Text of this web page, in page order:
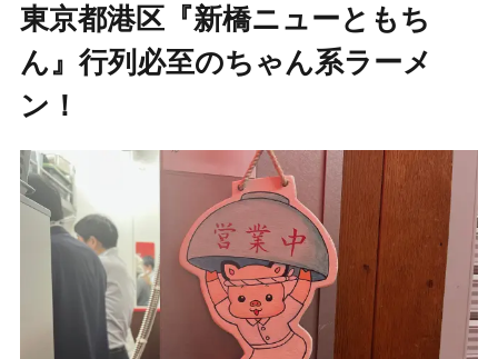
東京都港区『新橋ニューともち
ん』行列必至のちゃん系ラーメ
ン！